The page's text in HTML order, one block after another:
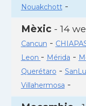
Nouakchott-
Mèxic - 14
Cancun -
Leon - Mérida -
Querétaro -
Villahermosa -